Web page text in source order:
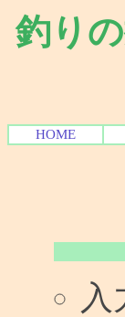
釣り
HOME